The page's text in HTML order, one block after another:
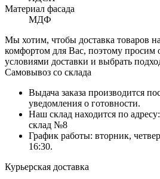
Материал фасада
МДФ
Мы хотим, чтобы доставка товаров
комфортом для Вас, поэтому просим
условиями доставки и выбрать
Самовывоз со склада
Выдача заказа производится
уведомления о готовности.
Наш склад находится по
склад №8
График работы: вторник,
16:30.
Курьерская доставка